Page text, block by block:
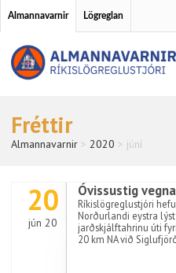
Almannavarnir Lögreglan
Fréttir
Almannavarnir > 2020 > júní
20
jún 20
Óvissustig
Ríkislögreglustjóri
Norðurlandi eystra
jarðskjálftahrinu úti
20 km NA við